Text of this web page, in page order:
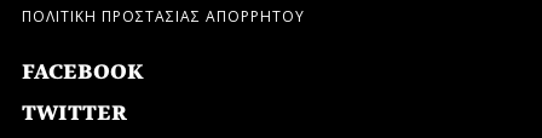
ΠΟΛΙΤΙΚΗ ΠΡΟΣΤΑΣΙΑΣ ΑΠΟΡΡΗΤΟΥ
FACEBOOK
TWITTER